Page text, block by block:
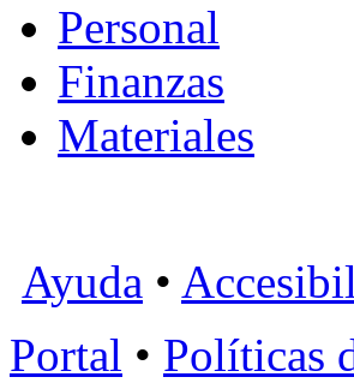
Personal
Finanzas
Materiales
Ayuda •
Portal • Políticas